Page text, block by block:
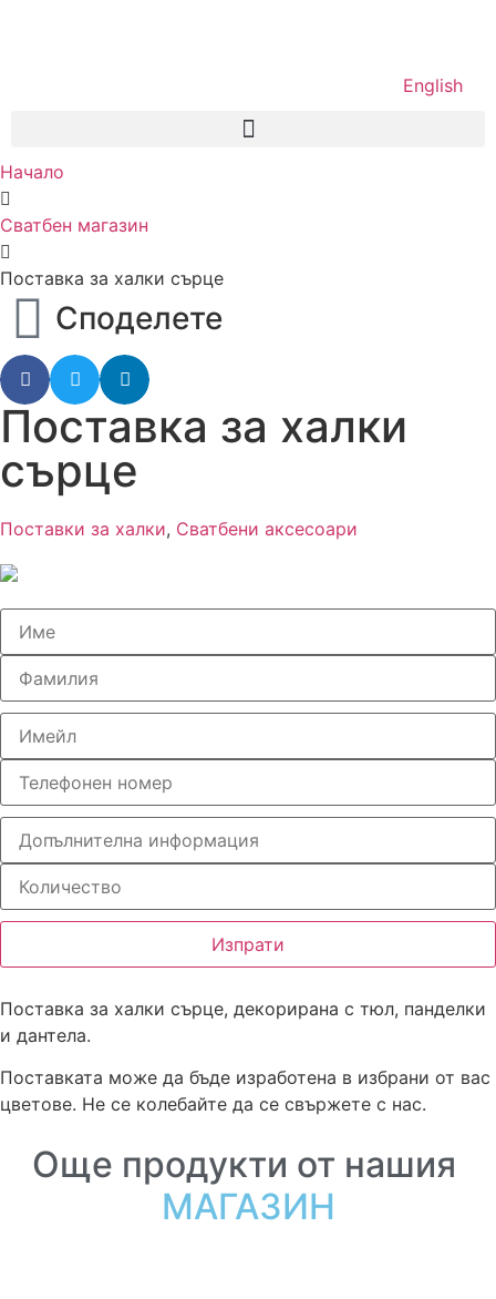
English
Начало
Сватбен магазин
Поставка за халки сърце
Споделете
Поставка за халки
сърце
Поставки за халки, Сватбени аксесоари
Изпрати
Поставка за халки сърце, декорирана с тюл, панделки
и дантела.
Поставката може да бъде изработена в избрани от вас
цветове. Не се колебайте да се свържете с нас.
Още продукти от нашия
МАГАЗИН